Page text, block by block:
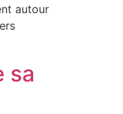
autour
sa